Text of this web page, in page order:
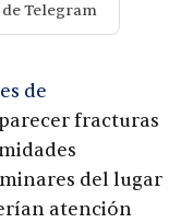
Telegram
de
fracturas
del lugar
atención